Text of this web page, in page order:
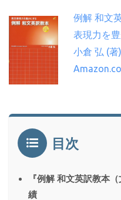
例解 和文
表現力を
小倉 弘 (著)
目次
『例解 和文英訳教本
績